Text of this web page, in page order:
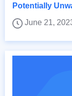
Potentially
June 21,